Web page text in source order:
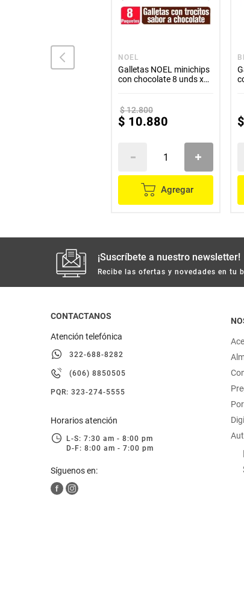
wafer ITALO
NOEL
Galletas NOEL minichips
con chocolate 8 unds x35
$12.800
$ 10.880
Agregar
$
¡Suscríbete a nuestro newsletter!
Recibe las ofertas y novedades en tu
CONTACTANOS
Atención telefónica
322-688-8282
(606) 8850505
PQR: 323-274-5555
Horarios atención
L-S: 7:30 am - 8:00 pm
D-F: 8:00 am - 7:00 pm
Síguenos en: